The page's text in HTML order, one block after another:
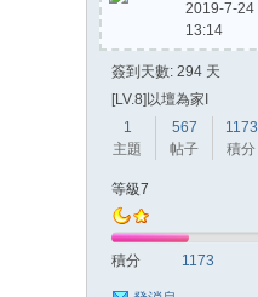
2019-7-24
13:14
簽到天數: 294 天
[LV.8]以壇為家I
1
主題
567
帖子
1173
積分
等級7
積分 1173